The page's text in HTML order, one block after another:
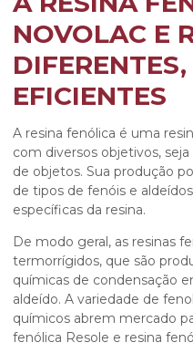
NOVOLAC E
EFICIENTES
A resina fenólica é uma
com diversos objetivos,
de objetos. Sua produção
de tipos de fenóis e
específicas da resina.
De modo geral, as resinas
termorrígidos, que são
químicas de condensação
aldeído. A variedade de
químicos abrem mercado
fenólica Resole e resina